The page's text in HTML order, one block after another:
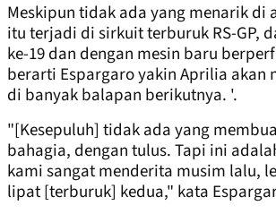
Meskipun tidak ada yang menarik di
itu terjadi di sirkuit terburuk RS-GP,
ke-19 dan dengan mesin baru
berarti Espargaro yakin Aprilia akan
di banyak balapan berikutnya. '.
"[Kesepuluh] tidak ada yang
bahagia, dengan tulus. Tapi ini
kami sangat menderita musim lalu,
lipat [terburuk] kedua," kata